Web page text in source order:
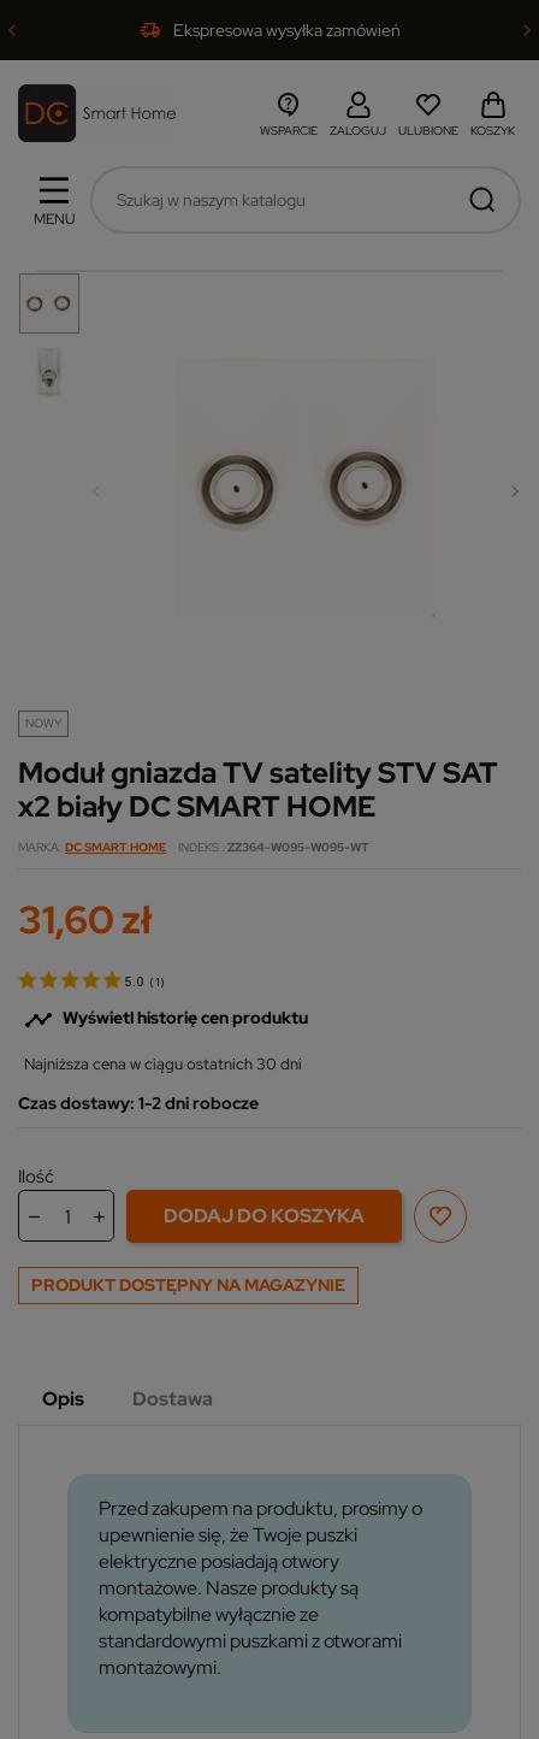
Ekspresowa wysyłka zamówień
MENU
WSPARCIE ZALOGUJ ULUBIONE KOSZYK
NOWY
Moduł gniazda TV satelity STV SAT
x2 biały DC SMART HOME
MARKA DC SMART HOME INDEKS ZZ364-W095-W095-WT
31,60 zł
5.0 ( 1 )
 Wyświetl historię cen produktu
Najniższa cena w ciągu ostatnich 30 dni
Czas dostawy: 1-2 dni robocze
Ilość
DODAJ DO KOSZYKA
PRODUKT DOSTĘPNY NA MAGAZYNIE
Opis Dostawa
Przed zakupem na produktu, prosimy o
upewnienie się, że Twoje puszki
elektryczne posiadają otwory
montażowe. Nasze produkty są
kompatybilne wyłącznie ze
standardowymi puszkami z otworami
montażowymi.